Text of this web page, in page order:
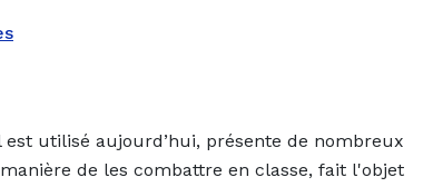
utilisé aujourd’hui, présente de nombreux
de les combattre en classe, fait l'objet